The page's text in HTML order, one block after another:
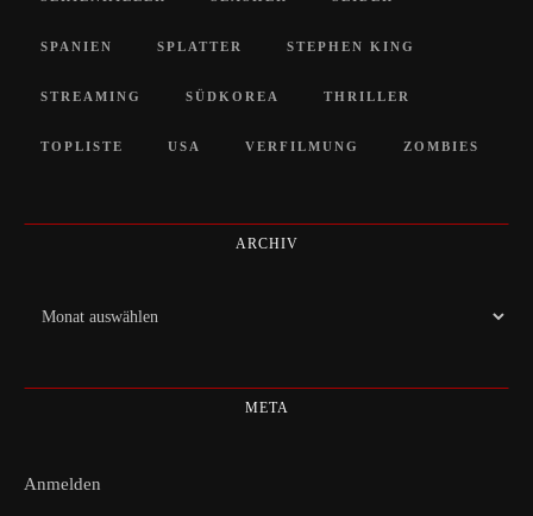
SPANIEN SPLATTER STEPHEN KING
STREAMING SÜDKOREA THRILLER
TOPLISTE USA VERFILMUNG ZOMBIES
ARCHIV
Archiv
META
Anmelden